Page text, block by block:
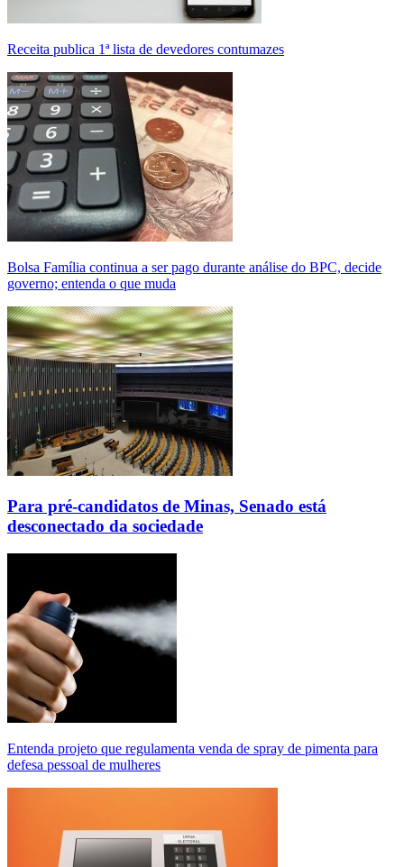
Receita publica 1ª lista de devedores contumazes
Bolsa Família continua a ser pago durante análise do BPC, decide
governo; entenda o que muda
Para pré-candidatos de Minas, Senado está
desconectado da sociedade
Entenda projeto que regulamenta venda de spray de pimenta para
defesa pessoal de mulheres